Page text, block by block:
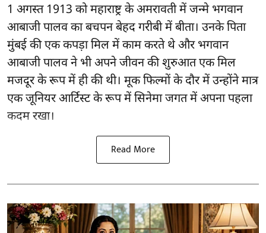
1 अगस्त 1913 को महाराष्ट्र के अमरावती में जन्मे भगवान
आबाजी पालव का बचपन बेहद गरीबी में बीता। उनके पिता
मुंबई की एक कपड़ा मिल में काम करते थे और भगवान
आबाजी पालव ने भी अपने जीवन की शुरुआत एक मिल
मजदूर के रूप में ही की थी। मूक फिल्मों के दौर में उन्होंने मात्र
एक जूनियर आर्टिस्ट के रूप में सिनेमा जगत में अपना पहला
कदम रखा।
Read More